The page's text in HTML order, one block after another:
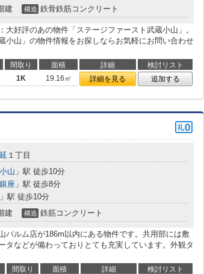
建 構造 鉄骨鉄筋コンクリート
大好評のあの物件「ステージファースト武蔵小山」。
小山」の物件情報をお探しならお気軽にお問い合わせ
間取り 面積 詳細
検討リスト
1K 19.16㎡ 詳細を見る 追加する
１丁目
山 」駅 徒歩10分
座 」駅 徒歩8分
」駅 徒歩10分
建 構造 鉄筋コンクリート
ルム店が186m以内にある物件です。共用部には敷
タなどが備わっておりとても充実しています。外観タ
間取り 面積 詳細
検討リスト